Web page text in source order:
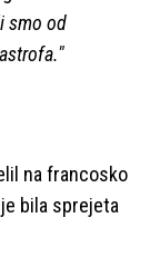
smo od
na francosko
bila sprejeta